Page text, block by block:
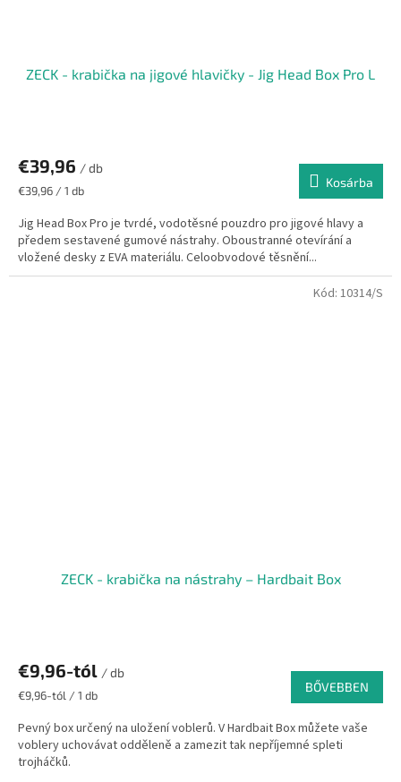
ZECK - krabička na jigové hlavičky - Jig Head Box Pro L
€39,96 / db
Egységár:
€39,96 / 1 db
Kosárba
Jig Head Box Pro je tvrdé, vodotěsné pouzdro pro jigové hlavy a
předem sestavené gumové nástrahy. Oboustranné otevírání a
vložené desky z EVA materiálu. Celoobvodové těsnění...
ZECK - krabička na nástrahy – Hardbait Box
€9,96-tól / db
Egységár:
€9,96-tól / 1 db
BŐVEBBEN
Pevný box určený na uložení voblerů. V Hardbait Box můžete vaše
voblery uchovávat odděleně a zamezit tak nepříjemné spleti
trojháčků.
Kód: 10314/S